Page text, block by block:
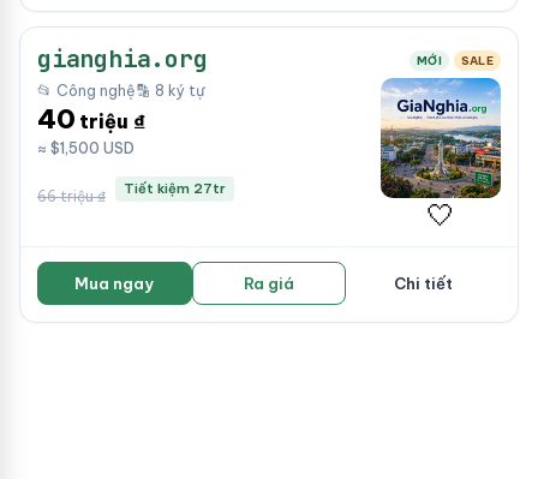
gianghia.org MỚI SALE
📂 Công nghệ🔡 8 ký tự
40 triệu ₫
≈ $1,500 USD
66 triệu ₫ Tiết kiệm 27tr
🤍
Mua ngay Ra giá Chi tiết